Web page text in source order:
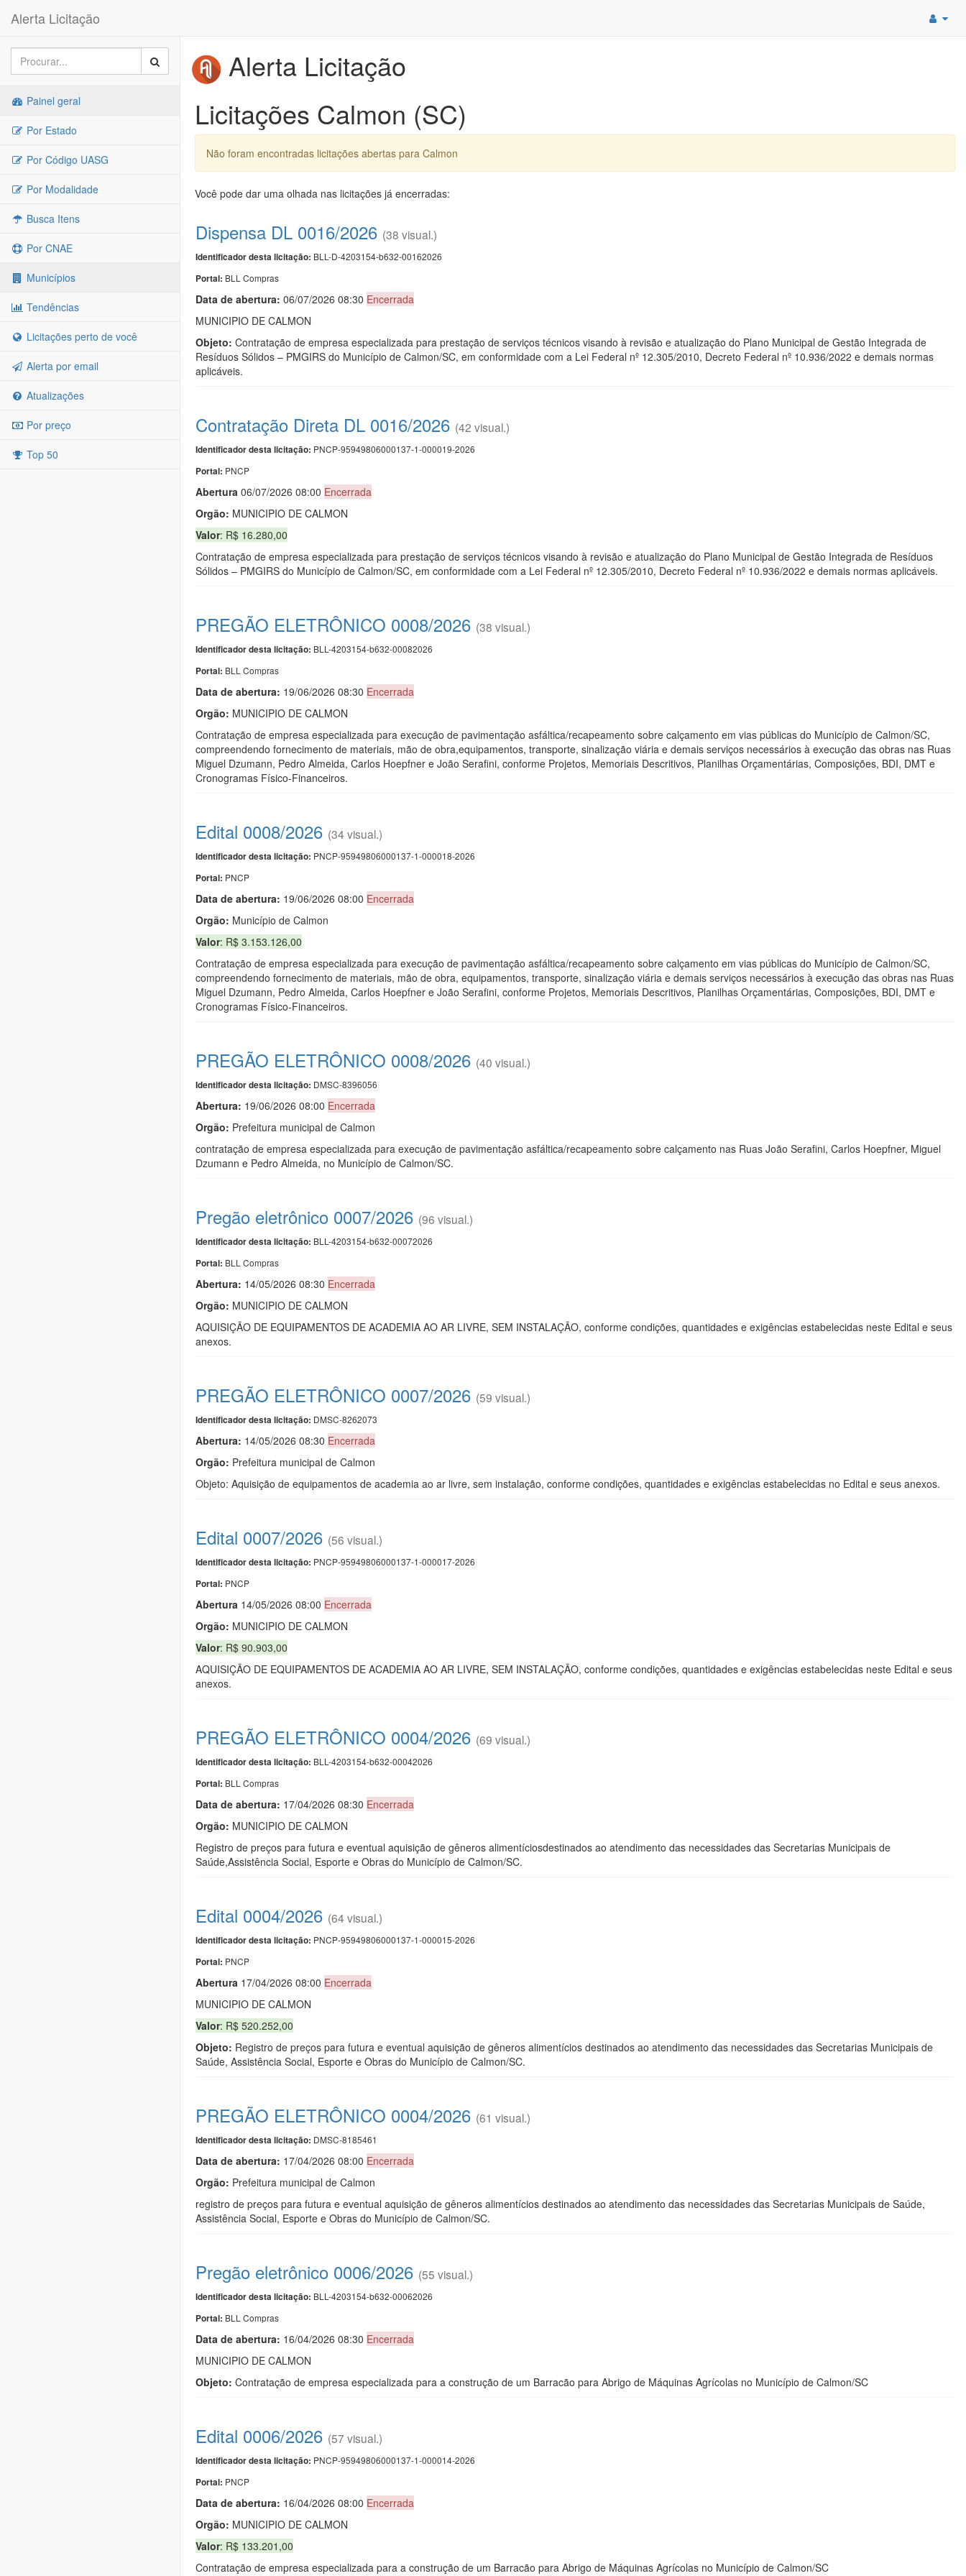
Alerta Licitação
Painel geral
Por Estado
Por Código UASG
Por Modalidade
Busca Itens
Por CNAE
Municípios
Tendências
Licitações perto de você
Alerta por email
Atualizações
Por preço
Top 50
Alerta Licitação
Licitações Calmon (SC)
Não foram encontradas licitações abertas para Calmon
Você pode dar uma olhada nas licitações já encerradas:
Dispensa DL 0016/2026 (38 visual.)
Identificador desta licitação: BLL-D-4203154-b632-00162026
Portal: BLL Compras
Data de abertura: 06/07/2026 08:30 Encerrada
MUNICIPIO DE CALMON
Objeto: Contratação de empresa especializada para prestação de serviços técnicos visando à revisão e atualização do Plano Municipal de Gestão Integrada de
Resíduos Sólidos – PMGIRS do Município de Calmon/SC, em conformidade com a Lei Federal nº 12.305/2010, Decreto Federal nº 10.936/2022 e demais normas
aplicáveis.
Contratação Direta DL 0016/2026 (42 visual.)
Identificador desta licitação: PNCP-95949806000137-1-000019-2026
Portal: PNCP
Abertura 06/07/2026 08:00 Encerrada
Orgão: MUNICIPIO DE CALMON
Valor: R$ 16.280,00
Contratação de empresa especializada para prestação de serviços técnicos visando à revisão e atualização do Plano Municipal de Gestão Integrada de Resíduos
Sólidos – PMGIRS do Município de Calmon/SC, em conformidade com a Lei Federal nº 12.305/2010, Decreto Federal nº 10.936/2022 e demais normas aplicáveis.
PREGÃO ELETRÔNICO 0008/2026 (38 visual.)
Identificador desta licitação: BLL-4203154-b632-00082026
Portal: BLL Compras
Data de abertura: 19/06/2026 08:30 Encerrada
Orgão: MUNICIPIO DE CALMON
Contratação de empresa especializada para execução de pavimentação asfáltica/recapeamento sobre calçamento em vias públicas do Município de Calmon/SC,
compreendendo fornecimento de materiais, mão de obra,equipamentos, transporte, sinalização viária e demais serviços necessários à execução das obras nas Ruas
Miguel Dzumann, Pedro Almeida, Carlos Hoepfner e João Serafini, conforme Projetos, Memoriais Descritivos, Planilhas Orçamentárias, Composições, BDI, DMT e
Cronogramas Físico-Financeiros.
Edital 0008/2026 (34 visual.)
Identificador desta licitação: PNCP-95949806000137-1-000018-2026
Portal: PNCP
Data de abertura: 19/06/2026 08:00 Encerrada
Orgão: Município de Calmon
Valor: R$ 3.153.126,00
Contratação de empresa especializada para execução de pavimentação asfáltica/recapeamento sobre calçamento em vias públicas do Município de Calmon/SC,
compreendendo fornecimento de materiais, mão de obra, equipamentos, transporte, sinalização viária e demais serviços necessários à execução das obras nas Ruas
Miguel Dzumann, Pedro Almeida, Carlos Hoepfner e João Serafini, conforme Projetos, Memoriais Descritivos, Planilhas Orçamentárias, Composições, BDI, DMT e
Cronogramas Físico-Financeiros.
PREGÃO ELETRÔNICO 0008/2026 (40 visual.)
Identificador desta licitação: DMSC-8396056
Abertura: 19/06/2026 08:00 Encerrada
Orgão: Prefeitura municipal de Calmon
contratação de empresa especializada para execução de pavimentação asfáltica/recapeamento sobre calçamento nas Ruas João Serafini, Carlos Hoepfner, Miguel
Dzumann e Pedro Almeida, no Município de Calmon/SC.
Pregão eletrônico 0007/2026 (96 visual.)
Identificador desta licitação: BLL-4203154-b632-00072026
Portal: BLL Compras
Abertura: 14/05/2026 08:30 Encerrada
Orgão: MUNICIPIO DE CALMON
AQUISIÇÃO DE EQUIPAMENTOS DE ACADEMIA AO AR LIVRE, SEM INSTALAÇÃO, conforme condições, quantidades e exigências estabelecidas neste Edital e seus
anexos.
PREGÃO ELETRÔNICO 0007/2026 (59 visual.)
Identificador desta licitação: DMSC-8262073
Abertura: 14/05/2026 08:30 Encerrada
Orgão: Prefeitura municipal de Calmon
Objeto: Aquisição de equipamentos de academia ao ar livre, sem instalação, conforme condições, quantidades e exigências estabelecidas no Edital e seus anexos.
Edital 0007/2026 (56 visual.)
Identificador desta licitação: PNCP-95949806000137-1-000017-2026
Portal: PNCP
Abertura 14/05/2026 08:00 Encerrada
Orgão: MUNICIPIO DE CALMON
Valor: R$ 90.903,00
AQUISIÇÃO DE EQUIPAMENTOS DE ACADEMIA AO AR LIVRE, SEM INSTALAÇÃO, conforme condições, quantidades e exigências estabelecidas neste Edital e seus
anexos.
PREGÃO ELETRÔNICO 0004/2026 (69 visual.)
Identificador desta licitação: BLL-4203154-b632-00042026
Portal: BLL Compras
Data de abertura: 17/04/2026 08:30 Encerrada
Orgão: MUNICIPIO DE CALMON
Registro de preços para futura e eventual aquisição de gêneros alimentíciosdestinados ao atendimento das necessidades das Secretarias Municipais de
Saúde,Assistência Social, Esporte e Obras do Município de Calmon/SC.
Edital 0004/2026 (64 visual.)
Identificador desta licitação: PNCP-95949806000137-1-000015-2026
Portal: PNCP
Abertura 17/04/2026 08:00 Encerrada
MUNICIPIO DE CALMON
Valor: R$ 520.252,00
Objeto: Registro de preços para futura e eventual aquisição de gêneros alimentícios destinados ao atendimento das necessidades das Secretarias Municipais de
Saúde, Assistência Social, Esporte e Obras do Município de Calmon/SC.
PREGÃO ELETRÔNICO 0004/2026 (61 visual.)
Identificador desta licitação: DMSC-8185461
Data de abertura: 17/04/2026 08:00 Encerrada
Orgão: Prefeitura municipal de Calmon
registro de preços para futura e eventual aquisição de gêneros alimentícios destinados ao atendimento das necessidades das Secretarias Municipais de Saúde,
Assistência Social, Esporte e Obras do Município de Calmon/SC.
Pregão eletrônico 0006/2026 (55 visual.)
Identificador desta licitação: BLL-4203154-b632-00062026
Portal: BLL Compras
Data de abertura: 16/04/2026 08:30 Encerrada
MUNICIPIO DE CALMON
Objeto: Contratação de empresa especializada para a construção de um Barracão para Abrigo de Máquinas Agrícolas no Município de Calmon/SC
Edital 0006/2026 (57 visual.)
Identificador desta licitação: PNCP-95949806000137-1-000014-2026
Portal: PNCP
Data de abertura: 16/04/2026 08:00 Encerrada
Orgão: MUNICIPIO DE CALMON
Valor: R$ 133.201,00
Contratação de empresa especializada para a construção de um Barracão para Abrigo de Máquinas Agrícolas no Município de Calmon/SC